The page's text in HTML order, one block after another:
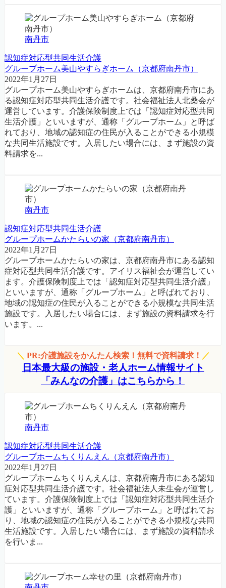
南丹市
認知症対応型共同生活介護
グループホーム美山やすらぎホーム（京都府南丹市）
2022年1月27日
グループホーム美山やすらぎホームは、京都府南丹市にあ
る認知症対応型共同生活介護です。社会福祉法人北桑会が
運営しています。介護保険制度上では「認知症対応型共同
生活介護」といいますが、通称「グループホーム」と呼ば
れており、地域の認知症の住民が入ることができる小規模
な共同生活施設です。入居したい場合には、まず施設の資
料請求を...
南丹市
認知症対応型共同生活介護
グループホームかたらいの家（京都府南丹市）
2022年1月27日
グループホームかたらいの家は、京都府南丹市にある認知
症対応型共同生活介護です。アイリス福祉会が運営してい
ます。介護保険制度上では「認知症対応型共同生活介護」
といいますが、通称「グループホーム」と呼ばれており、
地域の認知症の住民が入ることができる小規模な共同生活
施設です。入居したい場合には、まず施設の資料請求を行
います。...
＼ PR:介護施設をかんたん検索！無料で資料請求！ ／
日本最大級の施設・老人ホーム情報サイト
「みんなの介護」はこちらから！
南丹市
認知症対応型共同生活介護
グループホームちくりんえん（京都府南丹市）
2022年1月27日
グループホームちくりんえんは、京都府南丹市にある認知
症対応型共同生活介護です。社会福祉法人未生会が運営し
ています。介護保険制度上では「認知症対応型共同生活介
護」といいますが、通称「グループホーム」と呼ばれてお
り、地域の認知症の住民が入ることができる小規模な共同
生活施設です。入居したい場合には、まず施設の資料請求
を行いま...